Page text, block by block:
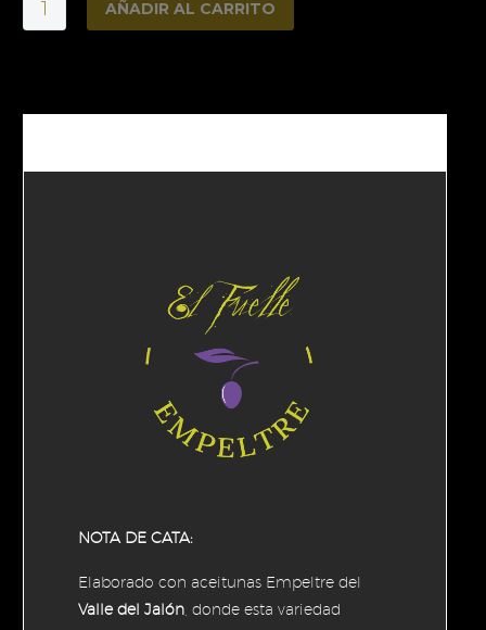
Fuelle
AÑADIR AL CARRITO
NOTA DE CATA:
Elaborado con aceitunas Empeltre del
Valle del Jalón , donde esta variedad